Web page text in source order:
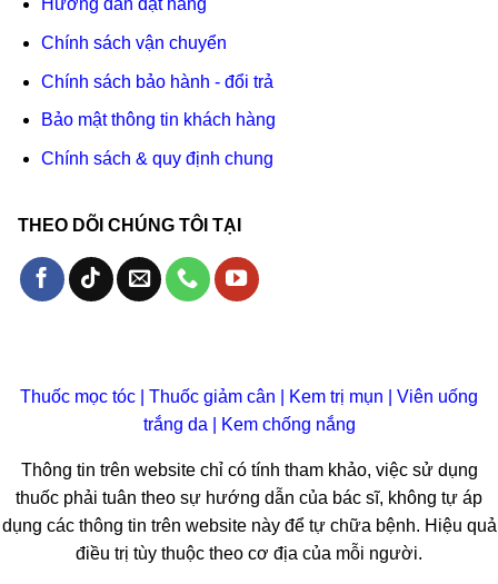
Hướng dẫn đặt hàng
Chính sách vận chuyển
Chính sách bảo hành - đổi trả
Bảo mật thông tin khách hàng
Chính sách & quy định chung
THEO DÕI CHÚNG TÔI TẠI
Thuốc mọc tóc Thuốc giảm cân Kem trị mụn
Viên uống
trắng da
Kem chống nắng
Thông tin trên website chỉ có tính tham khảo, việc sử dụng
thuốc phải tuân theo sự hướng dẫn của bác sĩ, không tự áp
dụng các thông tin trên website này để tự chữa bệnh. Hiệu quả
điều trị tùy thuộc theo cơ địa của mỗi người.